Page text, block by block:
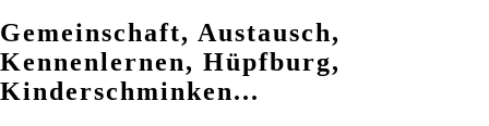
Gemeinschaft, Austausch,
Kennenlernen, Hüpfburg,
Kinderschminken...